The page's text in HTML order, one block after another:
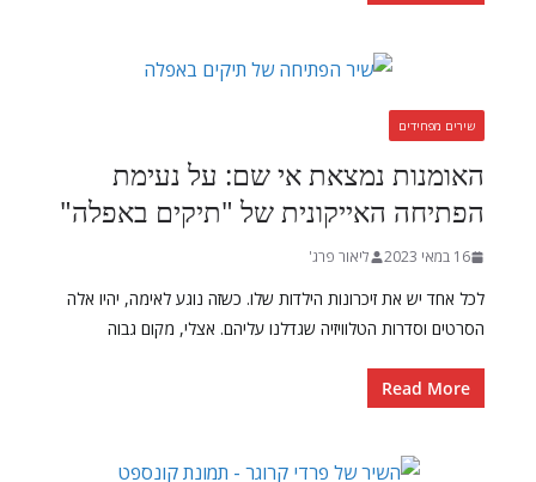
שירים מפחידים
האומנות נמצאת אי שם: על נעימת
הפתיחה האייקונית של "תיקים באפלה"
16 במאי 2023 ליאור פרג'
לכל אחד יש את זיכרונות הילדות שלו. כשזה נוגע לאימה, יהיו אלה
הסרטים וסדרות הטלוויזיה שגדלנו עליהם. אצלי, מקום גבוה
Read More